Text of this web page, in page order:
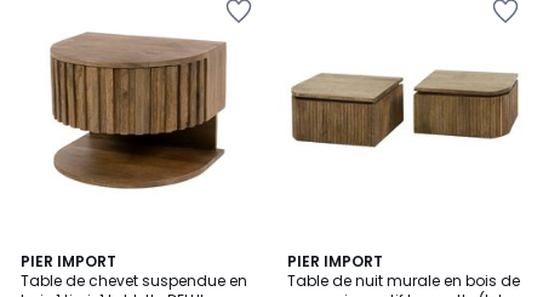
PIER IMPORT
Table de chevet suspendue en
PIER IMPORT
Table de nuit murale en bois de